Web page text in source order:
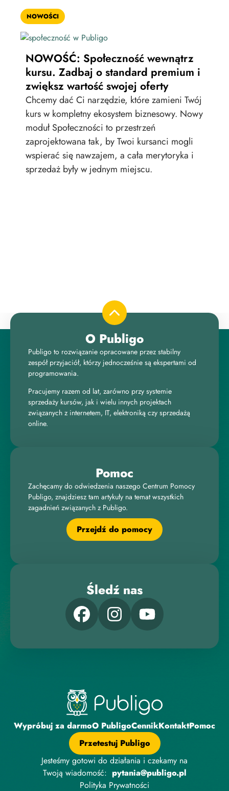
NOWOŚCI
NOWOŚĆ: Społeczność wewnątrz
kursu. Zadbaj o standard premium i
zwiększ wartość swojej oferty
Chcemy dać Ci narzędzie, które zamieni Twój
kurs w kompletny ekosystem biznesowy. Nowy
moduł Społeczności to przestrzeń
zaprojektowana tak, by Twoi kursanci mogli
wspierać się nawzajem, a cała merytoryka i
sprzedaż były w jednym miejscu.
O Publigo
Publigo to rozwiązanie opracowane przez stabilny
zespół przyjaciół, którzy jednocześnie są ekspertami od
programowania.
Pracujemy razem od lat, zarówno przy systemie
sprzedaży kursów, jak i wielu innych projektach
związanych z internetem, IT, elektroniką czy sprzedażą
online.
Pomoc
Zachęcamy do odwiedzenia naszego Centrum Pomocy
Publigo, znajdziesz tam artykuły na temat wszystkich
zagadnień związanych z Publigo.
Przejdź do pomocy
Śledź nas
Wypróbuj za darmoO PubligoCennikKontaktPomoc
Przetestuj Publigo
Jesteśmy gotowi do działania i czekamy na
Twoją wiadomość: pytania@publigo.pl
Polityka Prywatności